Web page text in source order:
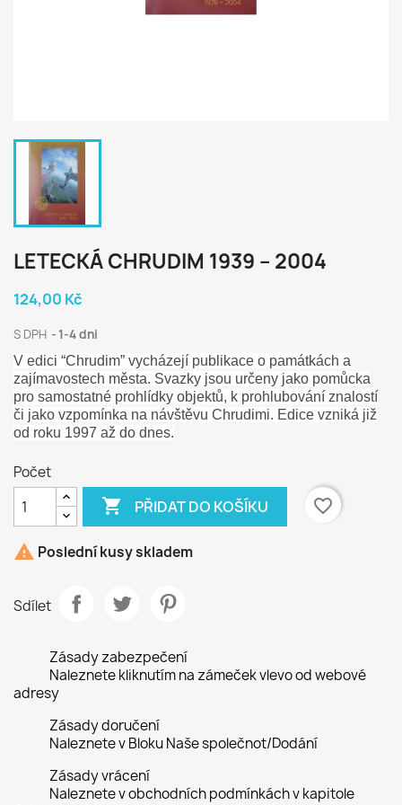
LETECKÁ CHRUDIM 1939 – 2004
124,00 Kč
S DPH 1-4 dni
V edici “Chrudim” vycházejí publikace o památkách a
zajímavostech města. Svazky jsou určeny jako pomůcka
pro samostatné prohlídky objektů, k prohlubování znalostí
či jako vzpomínka na návštěvu Chrudimi. Edice vzniká již
od roku 1997 až do dnes.
Počet
 PŘIDAT DO KOŠÍKU favorite_border
 Poslední kusy skladem
Sdílet
Zásady zabezpečení
Naleznete kliknutím na zámeček vlevo od webové
adresy
Zásady doručení
Naleznete v Bloku Naše společnot/Dodání
Zásady vrácení
Naleznete v obchodních podmínkách v kapitole